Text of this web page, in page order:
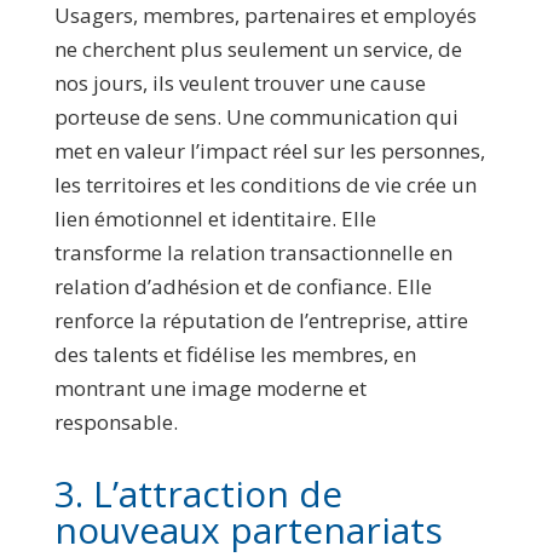
Usagers, membres, partenaires et employés
ne cherchent plus seulement un service, de
nos jours, ils veulent trouver une cause
porteuse de sens. Une communication qui
met en valeur l’impact réel sur les personnes,
les territoires et les conditions de vie crée un
lien émotionnel et identitaire. Elle
transforme la relation transactionnelle en
relation d’adhésion et de confiance. Elle
renforce la réputation de l’entreprise, attire
des talents et fidélise les membres, en
montrant une image moderne et
responsable.
3. L’attraction de
nouveaux partenariats